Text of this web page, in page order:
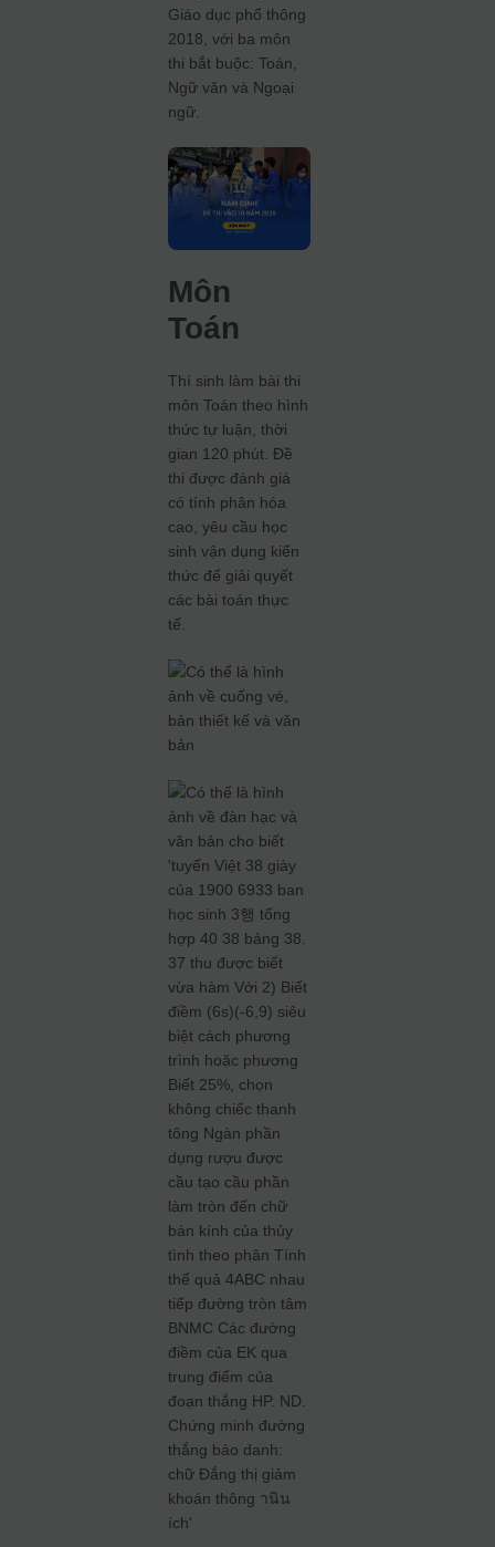
Giáo dục phổ thông
2018, với ba môn
thi bắt buộc: Toán,
Ngữ văn và Ngoại
ngữ.
Môn
Toán
Thí sinh làm bài thi
môn Toán theo hình
thức tự luận, thời
gian 120 phút. Đề
thi được đánh giá
có tính phân hóa
cao, yêu cầu học
sinh vận dụng kiến
thức để giải quyết
các bài toán thực
tế.